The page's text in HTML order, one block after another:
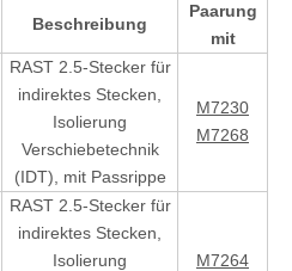
Beschreibung
Paarung
mit
RAST 2.5-Stecker für
indirektes Stecken,
Isolierung
Verschiebetechnik
(IDT), mit Passrippe
M7230
M7268
RAST 2.5-Stecker für
indirektes Stecken,
Isolierung
M7264